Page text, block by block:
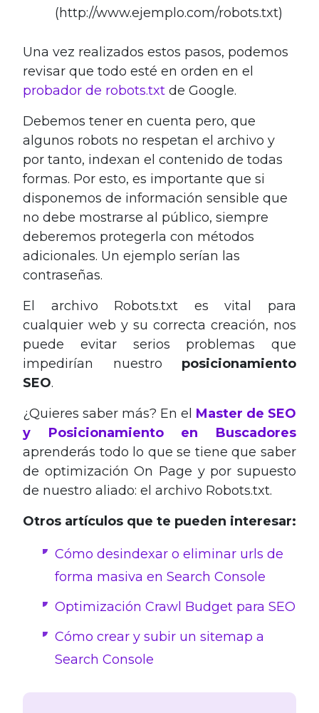
(http://www.ejemplo.com/robots.txt)
Una vez realizados estos pasos, podemos
revisar que todo esté en orden en el
probador de robots.txt de Google.
Debemos tener en cuenta pero, que
algunos robots no respetan el archivo y
por tanto, indexan el contenido de todas
formas. Por esto, es importante que si
disponemos de información sensible que
no debe mostrarse al público, siempre
deberemos protegerla con métodos
adicionales. Un ejemplo serían las
contraseñas.
El archivo Robots.txt es vital para
cualquier web y su correcta creación, nos
puede evitar serios problemas que
impedirían nuestro posicionamiento
SEO.
¿Quieres saber más? En el Master de SEO
y Posicionamiento en Buscadores
aprenderás todo lo que se tiene que saber
de optimización On Page y por supuesto
de nuestro aliado: el archivo Robots.txt.
Otros artículos que te pueden interesar:
Cómo desindexar o eliminar urls de
forma masiva en Search Console
Optimización Crawl Budget para SEO
Cómo crear y subir un sitemap a
Search Console